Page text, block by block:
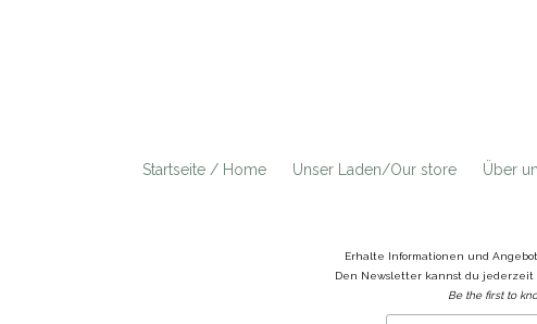
Startseite / Home Unser Laden/Our store Über
Erhalte Informationen und
Den Newsletter kannst du jederzeit
Be the first to